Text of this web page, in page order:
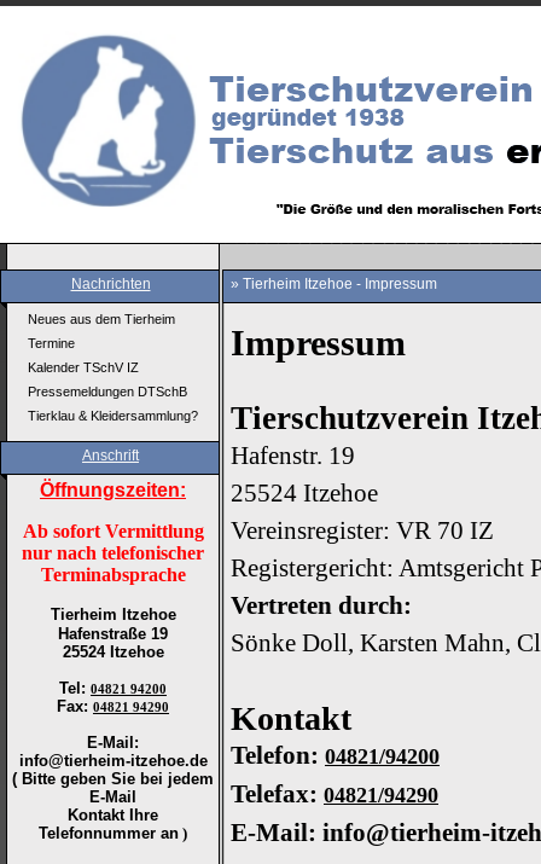
Nachrichten
Neues aus dem Tierheim
Termine
Kalender TSchV IZ
Pressemeldungen DTSchB
Tierklau & Kleidersammlung?
Anschrift
Öffnungszeiten:
Ab sofort Vermittlung
nur nach telefonischer
Terminabsprache
Tierheim Itzehoe
Hafenstraße 19
25524 Itzehoe
Tel : 04821 94200
Fax: 04821 94290
E-Mail:
info@tierheim-itzehoe.de
( Bitte geben Sie bei jedem
E-Mail
Kontakt Ihre
Telefonnummer an )
» Tierheim Itzehoe - Impressum
Impressum
Tierschutzverein
Hafenstr. 19
25524 Itzehoe
Vereinsregister: VR 70 IZ
Registergericht: Amtsgericht
Vertreten durch:
Sönke Doll, Karsten Mahn,
Kontakt
Telefon: 04821/94200
Telefax: 04821/94290
E-Mail: info@tierheim-